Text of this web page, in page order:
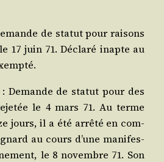
de sta­tut pour rai­sons
17 juin 71. Décla­ré inapte au
Demande de sta­tut pour des
le 4 mars 71. Au terme
jours, il a été arrê­té en com­
au cours d’une mani­fes­
le 8 novembre 71. Son